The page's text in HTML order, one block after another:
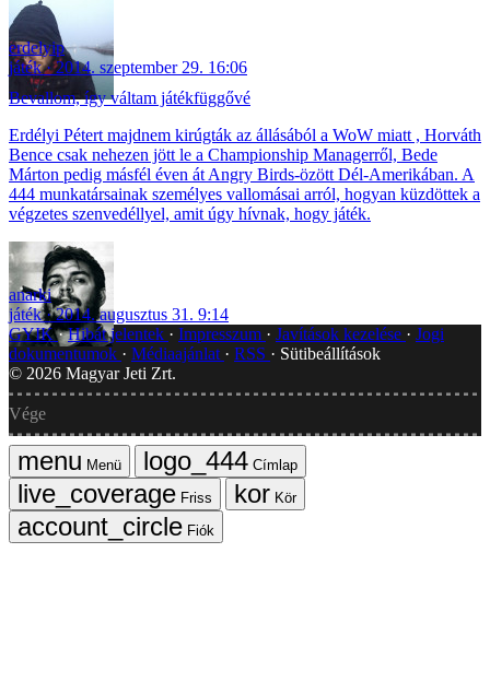
erdelyip
játék
2014. szeptember 29. 16:06
Bevallom, így váltam játékfüggővé
Erdélyi Pétert majdnem kirúgták az állásából a WoW miatt , Horváth
Bence csak nehezen jött le a Championship Managerről, Bede
Márton pedig másfél éven át Angry Birds-özött Dél-Amerikában. A
444 munkatársainak személyes vallomásai arról, hogyan küzdöttek a
végzetes szenvedéllyel, amit úgy hívnak, hogy játék.
anarki
játék
2014. augusztus 31. 9:14
GYIK Hibát jelentek Impresszum Javítások kezelése
Jogi
dokumentumok
Médiaajánlat RSS
Sütibeállítások
© 2026 Magyar Jeti Zrt.
Vége
Menü
Címlap
Friss
Kör
Fiók